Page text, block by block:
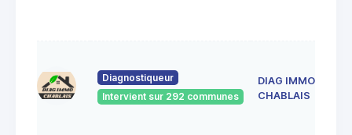
Diagnostiqueur
Intervient sur 292 communes
DIAG IMMO
CHABLAIS